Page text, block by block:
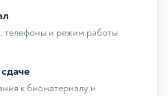
телефоны и режим работы
к биоматериалу и